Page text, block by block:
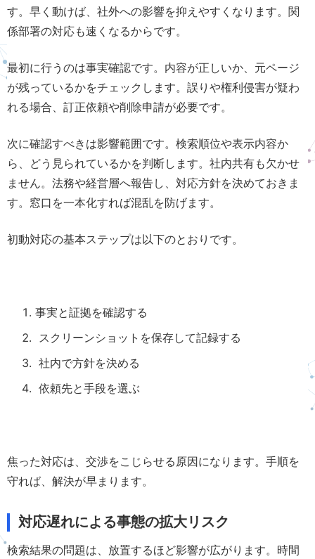
す。早く動けば、社外への影響を抑えやすくなります。関
係部署の対応も速くなるからです。
最初に行うのは事実確認です。内容が正しいか、元ページ
が残っているかをチェックします。誤りや権利侵害が疑わ
れる場合、訂正依頼や削除申請が必要です。
次に確認すべきは影響範囲です。検索順位や表示内容か
ら、どう見られているかを判断します。社内共有も欠かせ
ません。法務や経営層へ報告し、対応方針を決めておきま
す。窓口を一本化すれば混乱を防げます。
初動対応の基本ステップは以下のとおりです。
事実と証拠を確認する
スクリーンショットを保存して記録する
社内で方針を決める
依頼先と手段を選ぶ
焦った対応は、交渉をこじらせる原因になります。手順を
守れば、解決が早まります。
対応遅れによる事態の拡大リスク
検索結果の問題は、放置するほど影響が広がります。時間